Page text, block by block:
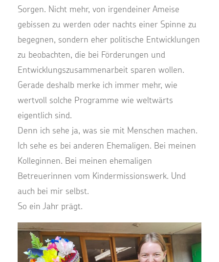
Sorgen. Nicht mehr, von irgendeiner Ameise
gebissen zu werden oder nachts einer Spinne zu
begegnen, sondern eher politische Entwicklungen
zu beobachten, die bei Förderungen und
Entwicklungszusammenarbeit sparen wollen.
Gerade deshalb merke ich immer mehr, wie
wertvoll solche Programme wie weltwärts
eigentlich sind.
Denn ich sehe ja, was sie mit Menschen machen.
Ich sehe es bei anderen Ehemaligen. Bei meinen
Kolleginnen. Bei meinen ehemaligen
Betreuerinnen vom Kindermissionswerk. Und
auch bei mir selbst.
So ein Jahr prägt.